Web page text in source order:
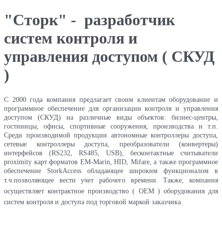
"Сторк" - разработчик
систем контроля и
управления доступом ( СКУД
)
С 2000 года компания предлагает своим клиентам оборудование и
программное обеспечение для организации контроля и управления
доступом (СКУД) на различные виды объектов: бизнес-центры,
гостиницы, офисы, спортивные сооружения, производства и т.п.
Среди производимой продукции автономные контроллеры доступа,
сетевые контроллеры доступа, преобразователи (конвертеры)
интерфейсов (RS232, RS485, USB), бесконтактные считыватели
proximity карт форматов EM-Marin, HID, Mifare, а также программное
обеспечение StorkAccess обладающее широким функционалом в
т.ч.позволяющее вести учет рабочего времени.Также, компания
осуществляет контрактное производство ( OEM ) оборудования для
систем контроля и доступа под торговой маркой заказчика.